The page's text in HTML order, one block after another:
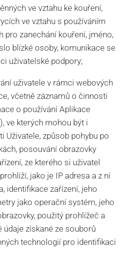
ve vztahu ke kouření,
ve vztahu s používáním
pro zanechání kouření, jméno,
blízké osoby, komunikace se
uživatelské podpory;
uživatele v rámci webových
včetně záznamů o činnosti
o používání Aplikace
ve kterých mohou být i
Uživatele, způsob pohybu po
posouvání obrazovky
ze kterého si uživatel
jako je IP adresa a z ní
identifikace zařízení, jeho
jako operační systém, jeho
použitý prohlížeč a
údaje získané ze souborů
technologií pro identifikaci